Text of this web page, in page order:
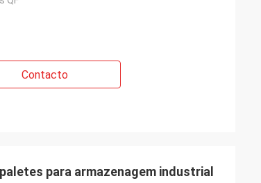
Contacto
para armazenagem industrial